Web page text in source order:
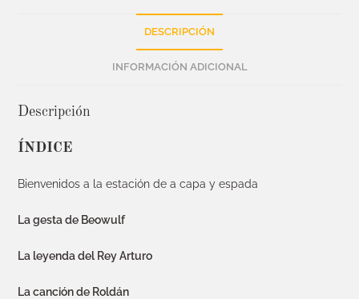
DESCRIPCIÓN
INFORMACIÓN ADICIONAL
Descripción
ÍNDICE
Bienvenidos a la estación de a capa y espada
La gesta de Beowulf
La leyenda del Rey Arturo
La canción de Roldán